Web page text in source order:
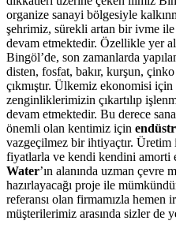
organize sanayi bölgesiyle
şehrimiz, sürekli artan bir ivme
devam etmektedir. Özellikle yer
Bingöl’de, son zamanlarda
disten, fosfat, bakır, kurşun,
çıkmıştır. Ülkemiz ekonomisi
zenginliklerimizin çıkartılıp
devam etmektedir. Bu derece
önemli olan kentimiz için
vazgeçilmez bir ihtiyaçtır.
fiyatlarla ve kendi kendini amorti
Water’ın alanında uzman çevre
hazırlayacağı proje ile
referansı olan firmamızla hemen
müşterilerimiz arasında sizler de